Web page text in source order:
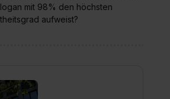
mit 98% den höchsten
aufweist?